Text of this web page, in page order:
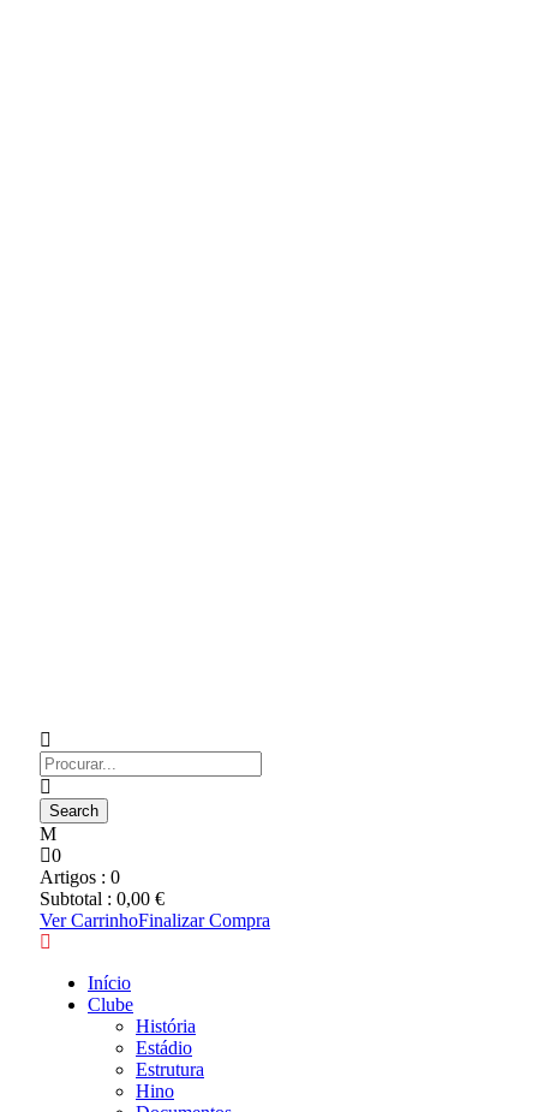
0
Artigos : 0
Subtotal : 0,00 €
Ver CarrinhoFinalizar Compra
Início
Clube
História
Estádio
Estrutura
Hino